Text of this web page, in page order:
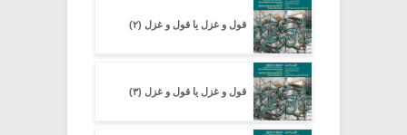
قول و غزل یا قول و غزل (۲)
قول و غزل یا قول و غزل (۳)